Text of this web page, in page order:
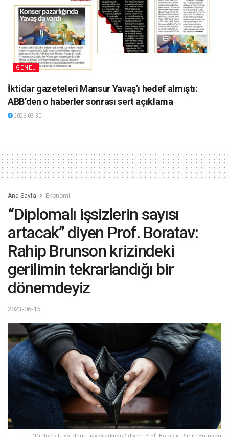
GENEL
İktidar gazeteleri Mansur Yavaş’ı hedef almıştı:
ABB’den o haberler sonrası sert açıklama
2026-03-30
Ana Sayfa Ekonomi
“Diplomalı işsizlerin sayısı
artacak” diyen Prof. Boratav:
Rahip Brunson krizindeki
gerilimin tekrarlandığı bir
dönemdeyiz
2023-06-15